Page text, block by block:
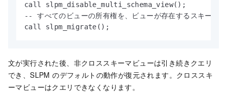
call slpm_disable_multi_schema_view();
-- すべてのビューの所有権を、ビューが存在するスキー
call slpm_migrate();
文が実行された後、非クロススキーマビューは引き続きクエリ
でき、SLPM のデフォルトの動作が復元されます。クロススキ
ーマビューはクエリできなくなります。